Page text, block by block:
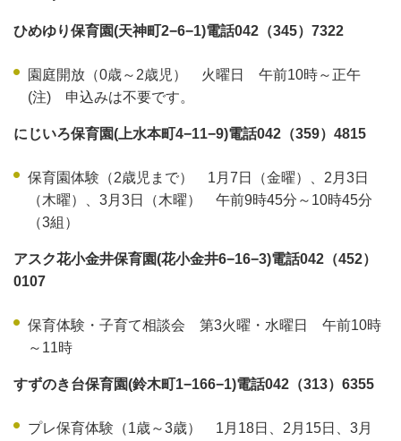
ひめゆり保育園(天神町2−6−1)電話042（345）7322
園庭開放（0歳～2歳児） 火曜日 午前10時～正午
(注) 申込みは不要です。
にじいろ保育園(上水本町4−11−9)電話042（359）4815
保育園体験（2歳児まで） 1月7日（金曜）、2月3日
（木曜）、3月3日（木曜） 午前9時45分～10時45分
（3組）
アスク花小金井保育園(花小金井6−16−3)電話042（452）
0107
保育体験・子育て相談会 第3火曜・水曜日 午前10時
～11時
すずのき台保育園(鈴木町1−166−1)電話042（313）6355
プレ保育体験（1歳～3歳） 1月18日、2月15日、3月